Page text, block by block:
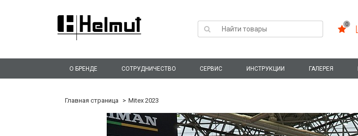
0
О БРЕНДЕ СОТРУДНИЧЕСТВО СЕРВИС ИНСТРУКЦИИ ГАЛЕРЕЯ
Главная страница Mitex 2023